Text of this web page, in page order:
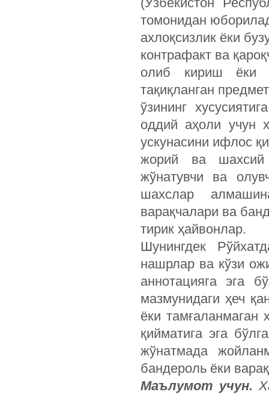
томонидан
ахлоқсизлик ёки
контрафакт ва
олиб кириш ёки
тақиқланган
ўзининг
оддий аҳоли учун
ускунасини ифлос
жорий ва шахсий
жўнатувчи ва
шахслар
варақчалари ва
тирик ҳайвонлар.
Шунингдек
нашрлар ва кўзи
аннотацияга эга
мазмунидаги ҳеч
ёки тамғаланмаган
қийматига эга
жўнатмада
бандероль ёки
Маълумот учун.